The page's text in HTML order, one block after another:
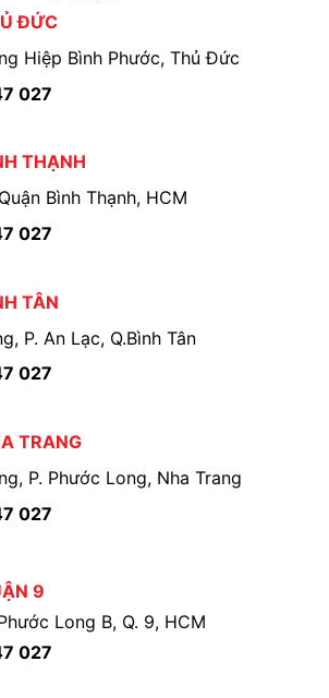
ĐỨC
Hiệp Bình Phước, Thủ Đức
027
THẠNH
Bình Thạnh, HCM
027
TÂN
P. An Lạc, Q.Bình Tân
027
TRANG
P. Phước Long, Nha Trang
027
9
Long B, Q. 9, HCM
027